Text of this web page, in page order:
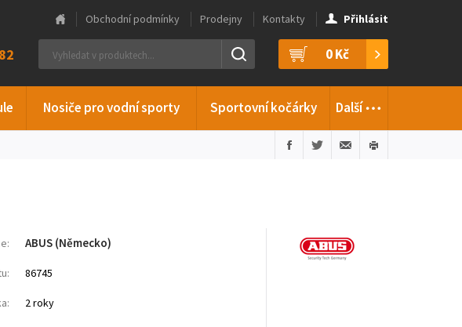
0 Kč
Nosiče pro vodní sporty Sportovní kočárky Další…
Obchodní podmínky Prodejny Kontakty Přihlásit
ABUS (Německo)
86745
2 roky